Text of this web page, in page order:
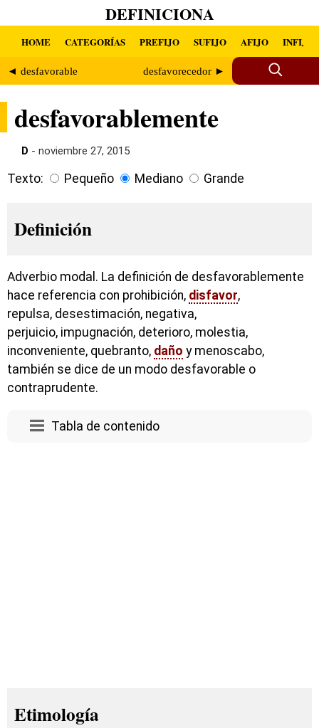
DEFINICIONA
HOME CATEGORÍAS PREFIJO SUFIJO AFIJO INFIJO
◄ desfavorable desfavorecedor ►
desfavorablemente
D - noviembre 27, 2015
Texto: Pequeño Mediano Grande
Definición
Adverbio modal. La definición de desfavorablemente
hace referencia con prohibición, disfavor,
repulsa, desestimación, negativa,
perjuicio, impugnación, deterioro, molestia,
inconveniente, quebranto, daño y menoscabo,
también se dice de un modo desfavorable o
contraprudente.
Tabla de contenido
Etimología